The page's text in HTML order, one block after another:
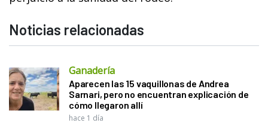
Noticias relacionadas
Ganadería
Aparecen las 15 vaquillonas de Andrea
Sarnari, pero no encuentran explicación de
cómo llegaron allí
hace 1 día